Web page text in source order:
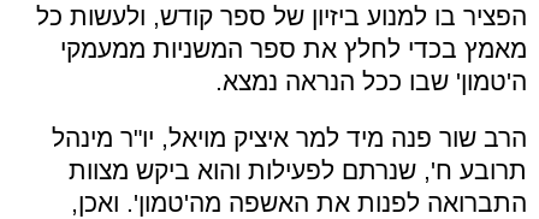
הפציר בו למנוע ביזיון של ספר קודש, ולעשות כל
מאמץ בכדי לחלץ את ספר המשניות ממעמקי
ה'טמון' שבו ככל הנראה נמצא.
הרב שור פנה מיד למר איציק מויאל, יו"ר מינהל
תרובע ח', שנרתם לפעילות והוא ביקש מצוות
התברואה לפנות את האשפה מה'טמון'. ואכן,